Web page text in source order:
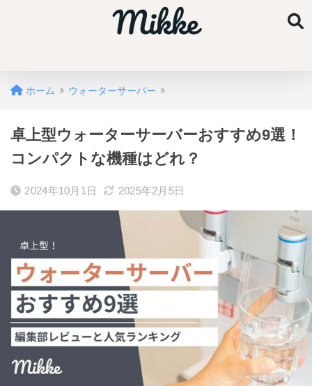
ホーム ウォーターサーバー
卓上型ウォーターサーバーおすすめ9選！
コンパクトな機種はどれ？
2024年10月1日 2025年2月5日